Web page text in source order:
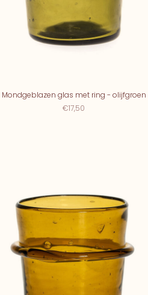
Mondgeblazen glas met ring - olijfgroen
€17,50